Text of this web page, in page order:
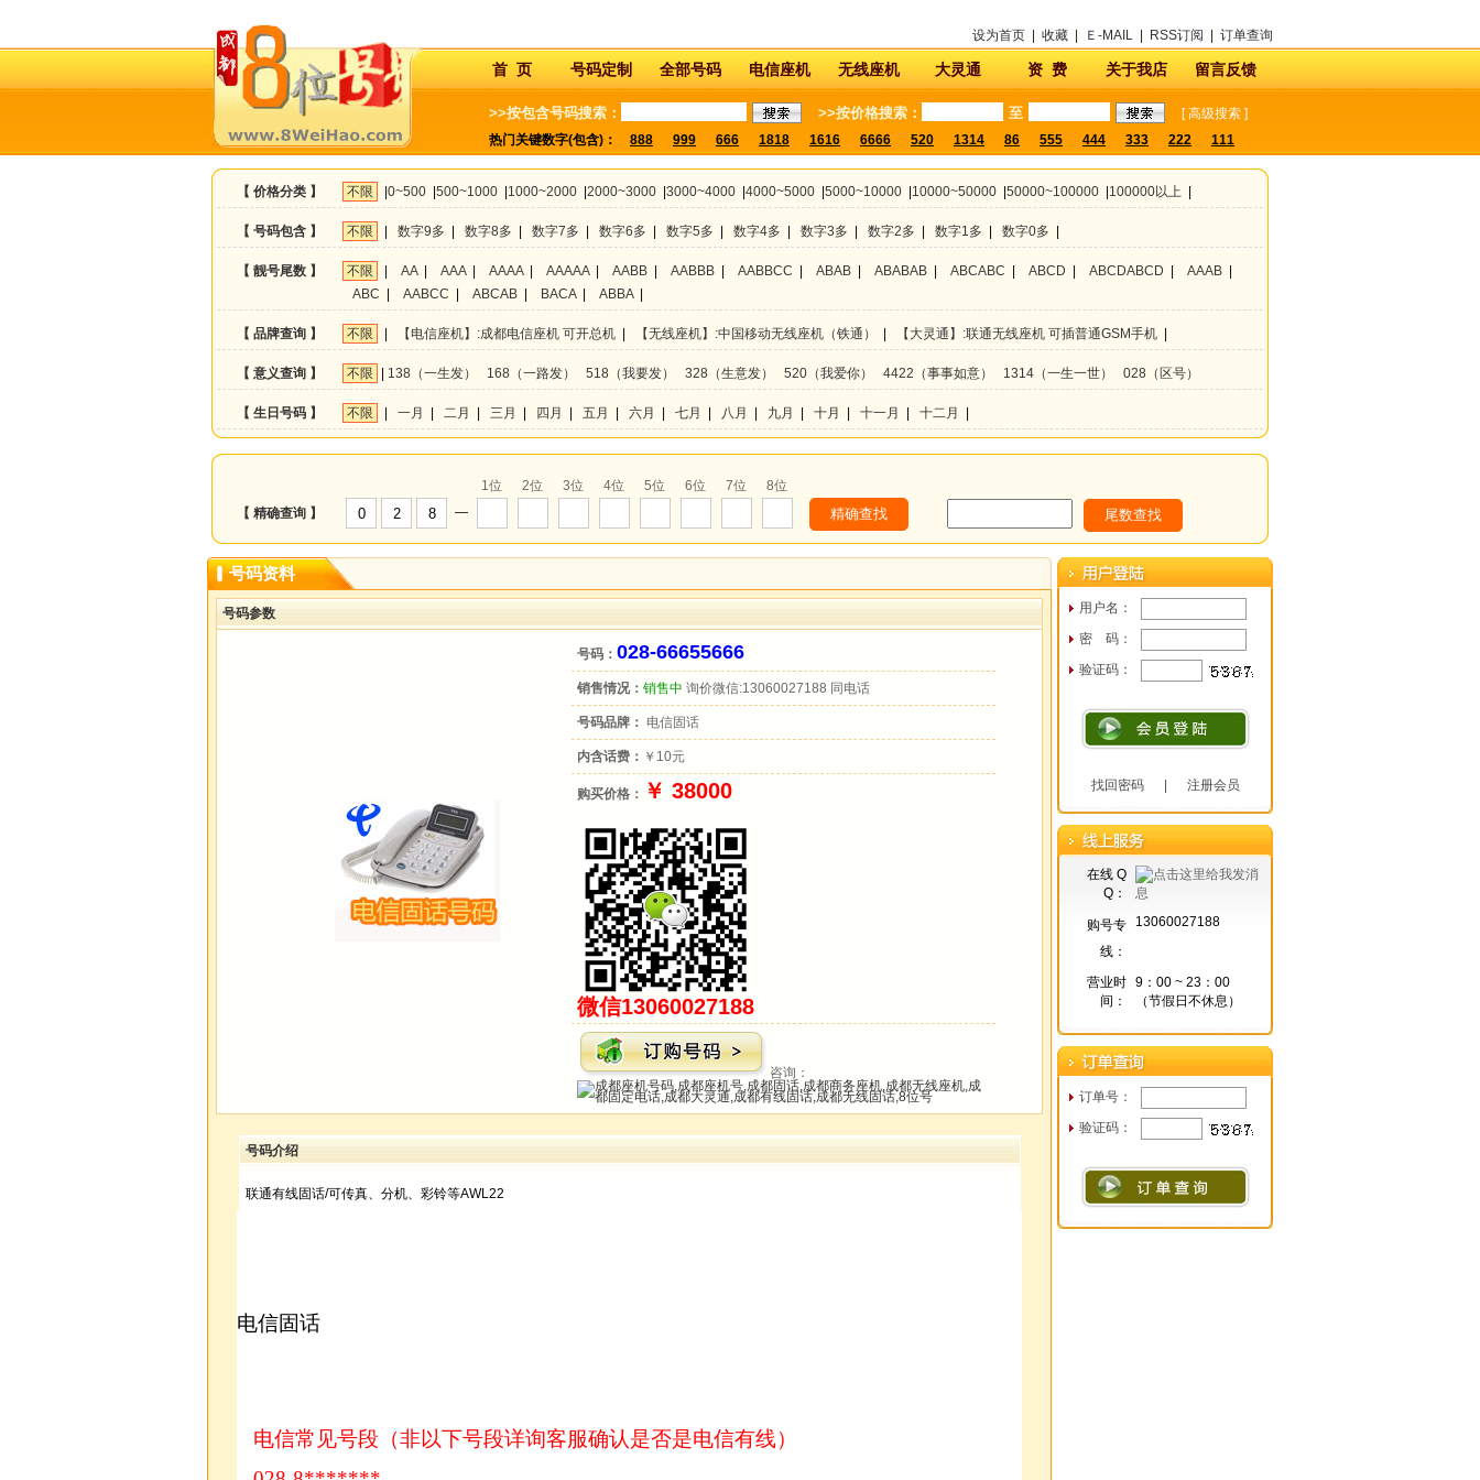
设为首页 收藏 Ｅ-MAIL RSS订阅 订单查询
首 页 号码定制 全部号码 电信座机 无线座机 大灵通 资 费 关于我店 留言反馈
>>按包含号码搜索： >>按价格搜索： 至 [高级搜索 ]
热门关键数字(包含)： 888 999 666 1818 1616 6666 520 1314 86 555 444 333 222 111
【 价格分类 】 不限 0~500 500~1000 1000~2000 2000~3000 3000~4000 4000~5000 5000~10000 10000~50000 50000~100000 100000以上
【 号码包含 】 不限 数字9多 数字8多 数字7多 数字6多 数字5多 数字4多 数字3多 数字2多 数字1多 数字0多
【 靓号尾数 】 不限 AA| AAA| AAAA| AAAAA| AABB AABBB AABBCC ABAB ABABAB ABCABC ABCD ABCDABCD AAAB
ABC
AABCC ABCAB BACA| ABBA|
【 品牌查询 】 不限 【电信座机】:成都电信座机 可开总机 【无线座机】:中国移动无线座机（铁通） 【大灵通】:联通无线座机 可插普通GSM手机
【 意义查询 】 不限 138（一生发） 168（一路发） 518（我要发） 328（生意发） 520（我爱你） 4422（事事如意） 1314（一生一世） 028（区号）
【 生日号码 】 不限 一月 二月 三月 四月 五月 六月 七月 八月 九月 十月 十一月 十二月
【 精确查询 】 —
1位 2位 3位 4位 5位 6位 7位 8位
号码资料
号码参数
号码： 028-66655666
销售情况： 销售中 询价微信:13060027188 同电话
号码品牌： 电信固话
内含话费： ￥10元
购买价格： ￥ 38000
微信13060027188
咨询：
号码介绍
联通有线固话/可传真、分机、彩铃等AWL22
电信固话
电信常见号段（非以下号段详询客服确认是否是电信有线）
用户名：
密 码：
验证码：
找回密码| 注册会员
在线 Q
Q：
购号专
线：
13060027188
营业时
间：
9：00 ~ 23：00
（节假日不休息）
订单号：
验证码：